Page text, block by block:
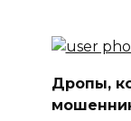
Дропы,